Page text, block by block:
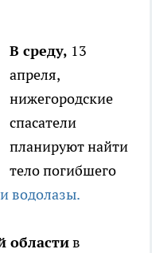
В среду, 13
апреля,
нижегородские
спасатели
планируют найти
тело погибшего
водолазы.
областив